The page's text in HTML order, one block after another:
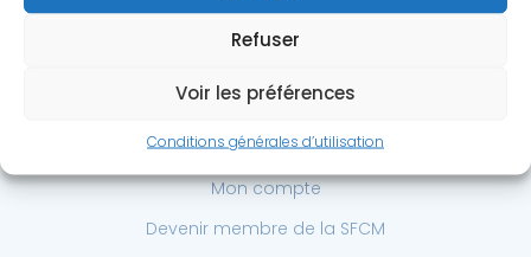
Refuser
Voir les préférences
Conditions générales d’utilisation
6 bd de la boutière, 35768 St. Grégoire
Accès rapide
Mon compte
Devenir membre de la SFCM